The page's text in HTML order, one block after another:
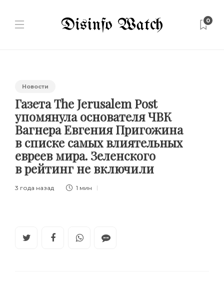
0
Новости
Газета The Jerusalem Post
упомянула основателя ЧВК
Вагнера Евгения Пригожина
в списке самых влиятельных
евреев мира. Зеленского
в рейтинг не включили
3 года назад 1 мин